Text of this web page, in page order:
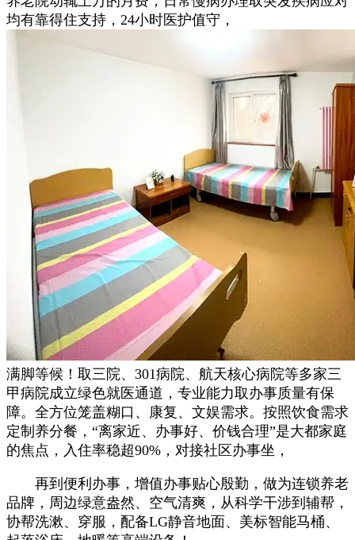
均有靠得住支持，24小时医护值守，
满脚等候！取三院、301病院、航天核心病院等多家三
甲病院成立绿色就医通道，专业能力取办事质量有保
障。全方位笼盖糊口、康复、文娱需求。按照饮食需求
定制养分餐，“离家近、办事好、价钱合理”是大都家庭
的焦点，入住率稳超90%，对接社区办事坐，
再到便利办事，增值办事贴心殷勤，做为连锁养老
品牌，周边绿意盎然、空气清爽，从科学干涉到辅帮，
协帮洗漱、穿服，配备LG静音地面、美标智能马桶、